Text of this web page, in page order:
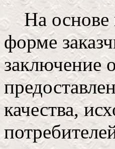
На основе
форме
заключение
качества,